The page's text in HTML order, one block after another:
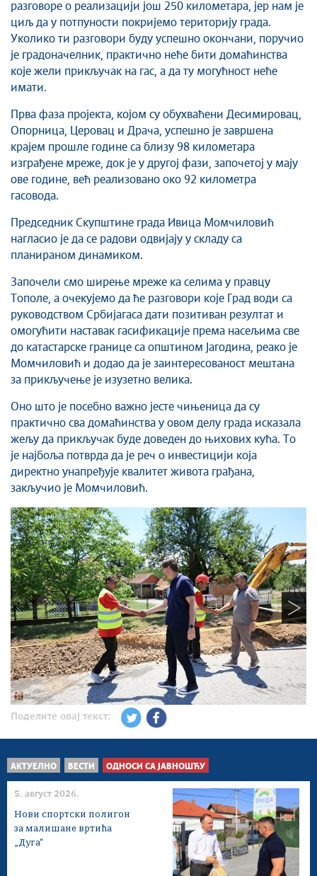
разговоре о реализацији још 250 километара, јер нам је
циљ да у потпуности покријемо територију града.
Уколико ти разговори буду успешно окончани, поручио
је градоначелник, практично неће бити домаћинства
које жели прикључак на гас, а да ту могућност неће
имати.
Прва фаза пројекта, којом су обухваћени Десимировац,
Опорница, Церовац и Драча, успешно је завршена
крајем прошле године са близу 98 километара
изграђене мреже, док је у другој фази, започетој у мају
ове године, већ реализовано око 92 километра
гасовода.
Председник Скупштине града Ивица Момчиловић
нагласио је да се радови одвијају у складу са
планираном динамиком.
Започели смо ширење мреже ка селима у правцу
Тополе, а очекујемо да ће разговори које Град води са
руководством Србијагаса дати позитиван резултат и
омогућити наставак гасификације према насељима све
до катастарске границе са општином Јагодина, реако је
Момчиловић и додао да је заинтересованост мештана
за прикључење је изузетно велика.
Оно што је посебно важно јесте чињеница да су
практично сва домаћинства у овом делу града исказала
жељу да прикључак буде доведен до њихових кућа. То
је најбоља потврда да је реч о инвестицији која
директно унапређује квалитет живота грађана,
закључио је Момчиловић.
Поделите овај текст:
АКТУЕЛНО ВЕСТИ ОДНОСИ СА ЈАВНОШЋУ
5. август 2026.
Нови спортски полигон
за малишане вртића
„Дуга“